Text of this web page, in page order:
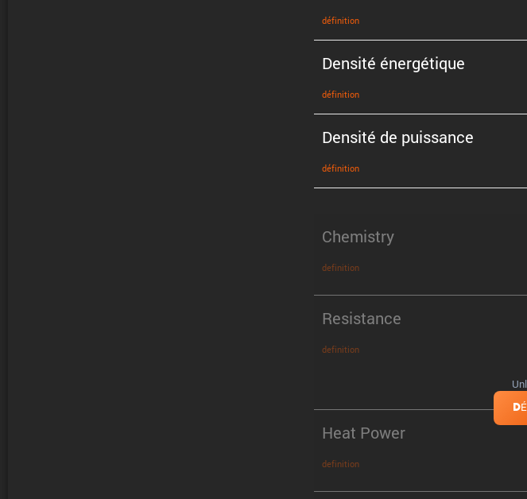
défini­tion
Densité énergé­tique
défini­tion
Densité de puissance
défini­tion
Chemistry
definition
Resistance
definition
Heat Power
definition